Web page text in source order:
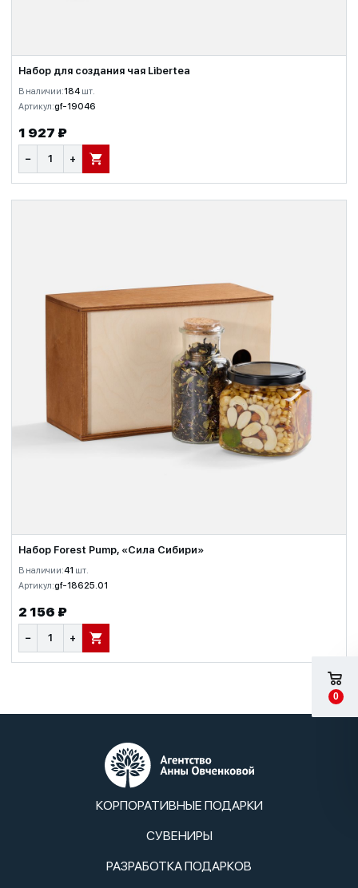
Набор для создания чая Libertea
В наличии:184 шт.
Артикул:gf-19046
1 927 ₽
− + В КОРЗИНУ
Набор Forest Pump, «Сила Сибири»
В наличии:41 шт.
Артикул:gf-18625.01
2 156 ₽
− + В КОРЗИНУ
КОРПОРАТИВНЫЕ ПОДАРКИ
СУВЕНИРЫ
РАЗРАБОТКА ПОДАРКОВ
0